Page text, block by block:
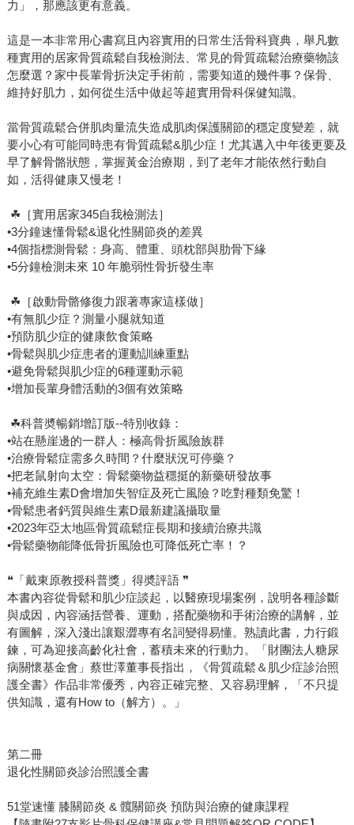
力」，那應該更有意義。
這是一本非常用心書寫且內容實用的日常生活骨科寶典，舉凡數
種實用的居家骨質疏鬆自我檢測法、常見的骨質疏鬆治療藥物該
怎麼選？家中長輩骨折決定手術前，需要知道的幾件事？保骨、
維持好肌力，如何從生活中做起等超實用骨科保健知識。
當骨質疏鬆合併肌肉量流失造成肌肉保護關節的穩定度變差，就
要小心有可能同時患有骨質疏鬆&肌少症！尤其邁入中年後更要及
早了解骨骼狀態，掌握黃金治療期，到了老年才能依然行動自
如，活得健康又慢老！
☘［實用居家345自我檢測法］
•3分鐘速懂骨鬆&退化性關節炎的差異
•4個指標測骨鬆：身高、體重、頭枕部與肋骨下緣
•5分鐘檢測未來 10 年脆弱性骨折發生率
☘［啟動骨骼修復力跟著專家這樣做］
•有無肌少症？測量小腿就知道
•預防肌少症的健康飲食策略
•骨鬆與肌少症患者的運動訓練重點
•避免骨鬆與肌少症的6種運動示範
•增加長輩身體活動的3個有效策略
☘科普奬暢銷增訂版--特別收錄：
•站在懸崖邊的一群人：極高骨折風險族群
•治療骨鬆症需多久時間？什麼狀況可停藥？
•把老鼠射向太空：骨鬆藥物益穩挺的新藥研發故事
•補充維生素D會增加失智症及死亡風險？吃對種類免驚！
•骨鬆患者鈣質與維生素D最新建議攝取量
•2023年亞太地區骨質疏鬆症長期和接續治療共識
•骨鬆藥物能降低骨折風險也可降低死亡率！？
❝「戴東原教授科普獎」得奬評語 ❞
本書內容從骨鬆和肌少症談起，以醫療現場案例，說明各種診斷
與成因，內容涵括營養、運動，搭配藥物和手術治療的講解，並
有圖解，深入淺出讓艱澀專有名詞變得易懂。熟讀此書，力行鍛
鍊，可為迎接高齡化社會，蓄積未來的行動力。「財團法人糖尿
病關懷基金會」蔡世澤董事長指出，《骨質疏鬆＆肌少症診治照
護全書》作品非常優秀，內容正確完整、又容易理解，「不只提
供知識，還有How to（解方）。」
第二冊
退化性關節炎診治照護全書
51堂速懂 膝關節炎 & 髖關節炎 預防與治療的健康課程